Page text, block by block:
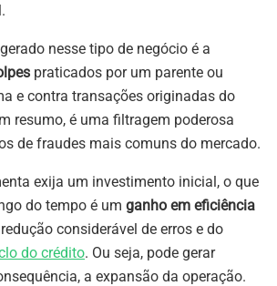
nesse tipo de negócio é a
praticados por um parente ou
e contra transações originadas do
resumo, é uma filtragem poderosa
de fraudes mais comuns do mercado.
exija um investimento inicial, o que
do tempo é um ganho em eficiência
considerável de erros e do
do crédito. Ou seja, pode gerar
a expansão da operação.